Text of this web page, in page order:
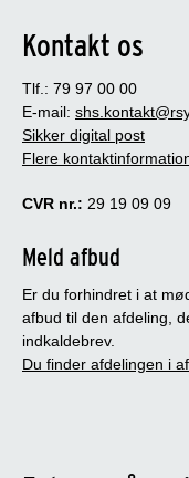
Kontakt os
Tlf.: 79 97 00 00
E-mail:
Sikker digital post
Flere
CVR nr.: 29 19 09 09
Meld afbud
Er du forhindret i at
afbud til den afdeling,
indkaldebrev.
Du finder afdelingen i